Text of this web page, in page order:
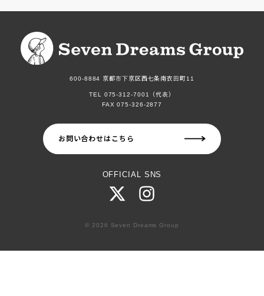
600-8884 京都市下京区西七条南衣田町11
TEL 075-312-7001（代表）
FAX 075-326-2877
お問い合わせはこちら
OFFICIAL SNS
© 2026 Seven Dreams Group